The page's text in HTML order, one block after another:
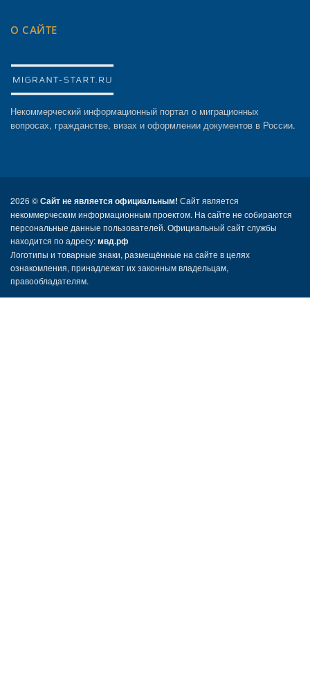
О САЙТЕ
Некоммерческий информационный портал о миграционных
вопросах, гражданстве, визах и оформлении документов в России.
2026 ©Сайт не является официальным! Сайт является
некоммерческим информационным проектом. На сайте не собираются
персональные данные пользователей. Официальный сайт службы
находится по адресу:мвд.рф
Логотипы и товарные знаки, размещённые на сайте в целях
ознакомления, принадлежат их законным владельцам,
правообладателям.